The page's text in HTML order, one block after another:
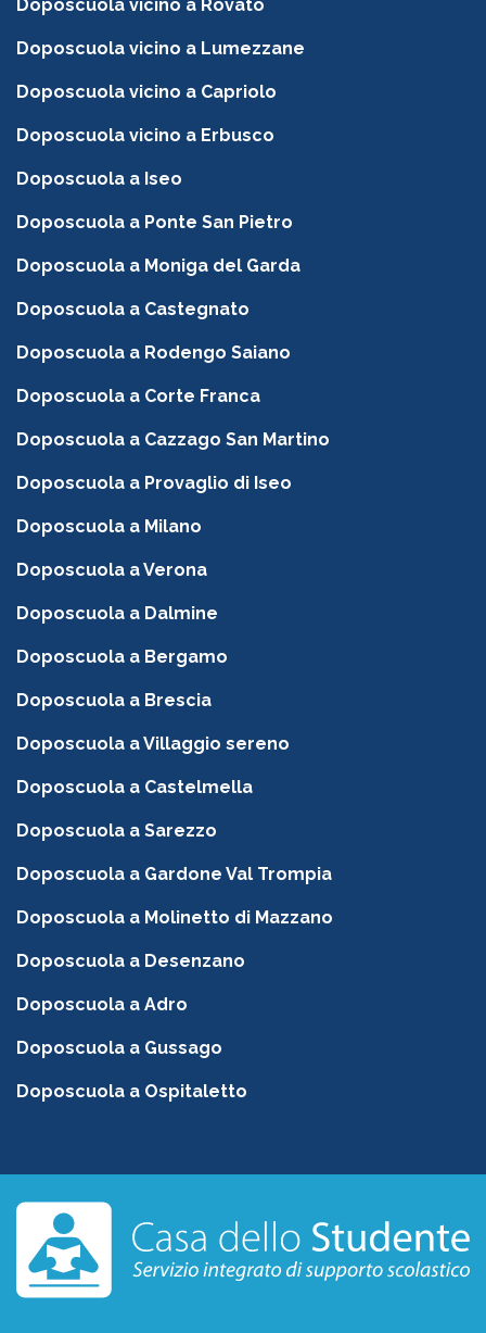
Doposcuola vicino a Rovato
Doposcuola vicino a Lumezzane
Doposcuola vicino a Capriolo
Doposcuola vicino a Erbusco
Doposcuola a Iseo
Doposcuola a Ponte San Pietro
Doposcuola a Moniga del Garda
Doposcuola a Castegnato
Doposcuola a Rodengo Saiano
Doposcuola a Corte Franca
Doposcuola a Cazzago San Martino
Doposcuola a Provaglio di Iseo
Doposcuola a Milano
Doposcuola a Verona
Doposcuola a Dalmine
Doposcuola a Bergamo
Doposcuola a Brescia
Doposcuola a Villaggio sereno
Doposcuola a Castelmella
Doposcuola a Sarezzo
Doposcuola a Gardone Val Trompia
Doposcuola a Molinetto di Mazzano
Doposcuola a Desenzano
Doposcuola a Adro
Doposcuola a Gussago
Doposcuola a Ospitaletto